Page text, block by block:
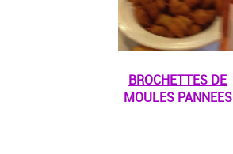
BROCHETTES DE
MOULES PANNEES